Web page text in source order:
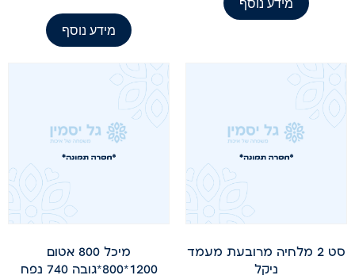
מידע נוסף
סט 2 מלחיה מרובעת מעמד
ניקל
מיכל 800 אטום
1200*800*גובה 740 נפח